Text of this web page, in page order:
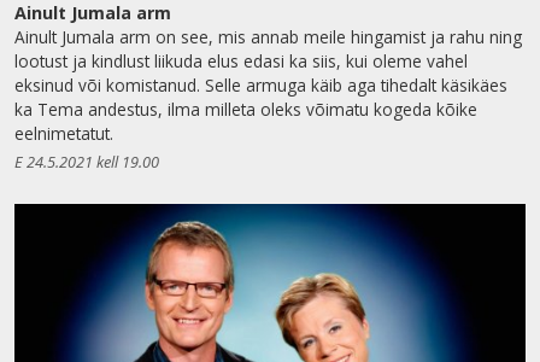
Ainult Jumala arm
Ainult Jumala arm on see, mis annab meile hingamist ja rahu ning
lootust ja kindlust liikuda elus edasi ka siis, kui oleme vahel
eksinud või komistanud. Selle armuga käib aga tihedalt käsikäes
ka Tema andestus, ilma milleta oleks võimatu kogeda kõike
eelnimetatut.
E 24.5.2021 kell 19.00